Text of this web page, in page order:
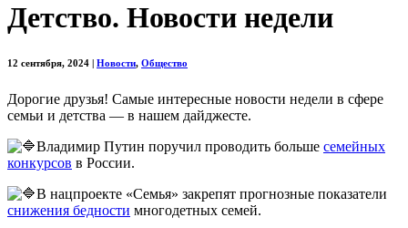
Детство. Новости недели
12 сентября, 2024 Новости, Общество
Дорогие друзья! Самые интересные новости недели в сфере
семьи и детства — в нашем дайджесте.
Владимир Путин поручил проводить больше семейных
конкурсов в России.
В нацпроекте «Семья» закрепят прогнозные показатели
снижения бедности многодетных семей.